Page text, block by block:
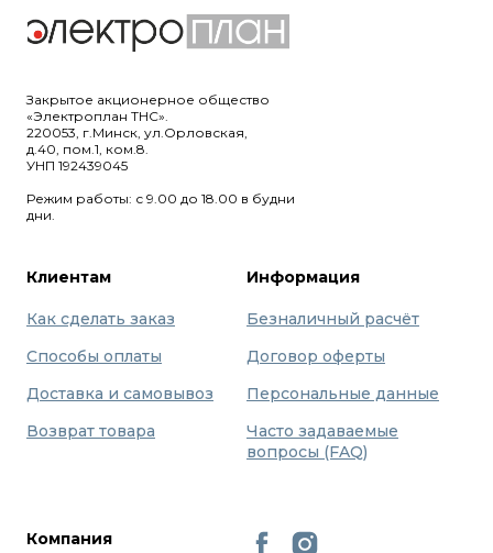
Закрытое акционерное общество
«Электроплан ТНС».
220053, г.Минск, ул.Орловская,
д.40, пом.1, ком.8.
УНП 192439045
Режим работы: с 9.00 до 18.00 в будни
дни.
Клиентам
Как сделать заказ
Способы оплаты
Доставка и самовывоз
Возврат товара
Информация
Безналичный расчёт
Договор оферты
Персональные данные
Часто задаваемые
вопросы (FAQ)
Компания